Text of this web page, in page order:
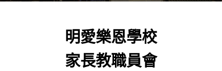
明愛樂恩學校
家長教職員會